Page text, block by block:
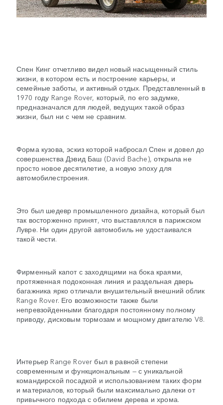
Спен Кинг отчетливо видел новый насыщенный стиль
жизни, в котором есть и построение карьеры, и
семейные заботы, и активный отдых. Представленный в
1970 году Range Rover, который, по его задумке,
предназначался для людей, ведущих такой образ
жизни, был ни с чем не сравним.
Форма кузова, эскиз которой набросал Спен и довел до
совершенства Дэвид Баш (David Bache), открыла не
просто новое десятилетие, а новую эпоху для
автомобилестроения.
Это был шедевр промышленного дизайна, который был
так восторженно принят, что выставлялся в парижском
Лувре. Ни один другой автомобиль не удостаивался
такой чести.
Фирменный капот с заходящими на бока краями,
протяженная подоконная линия и раздельная дверь
багажника ярко отличали внушительный внешний облик
Range Rover. Его возможности также были
непревзойденными благодаря постоянному полному
приводу, дисковым тормозам и мощному двигателю V8.
Интерьер Range Rover был в равной степени
современным и функциональным — с уникальной
командирской посадкой и использованием таких форм
и материалов, который были максимально далеки от
привычного подхода с обилием дерева и хрома.